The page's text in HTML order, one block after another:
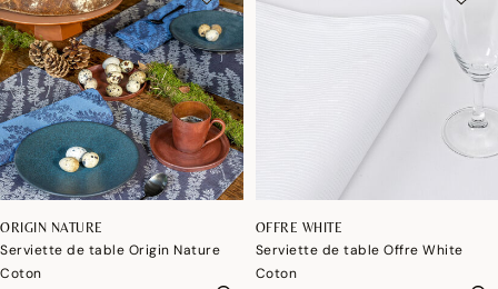
ORIGIN NATURE
Serviette de table Origin Nature
Coton
OFFRE WHITE
Serviette de table Offre White
Coton